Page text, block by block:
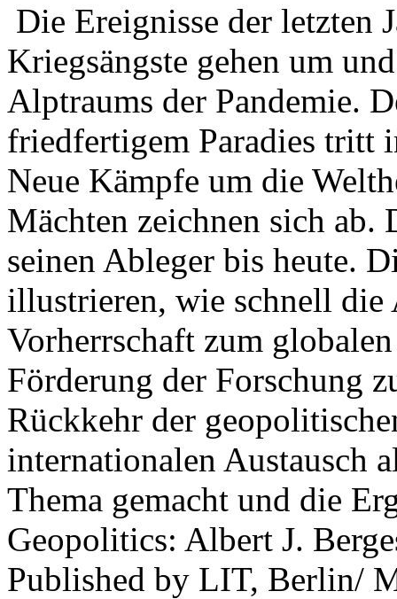
Die Ereignisse der letzten
Kriegsängste gehen um
Alptraums der Pandemie.
friedfertigem Paradies tritt
Neue Kämpfe um die
Mächten zeichnen sich
seinen Ableger bis heute.
illustrieren, wie schnell die
Vorherrschaft zum
Förderung der Forschung
Rückkehr der
internationalen Austausch
Thema gemacht und die
Geopolitics: Albert J.
Published by LIT, Berlin/